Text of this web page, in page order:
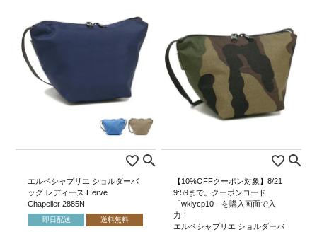
エルベシャプリエ ショルダーバ
ッグ レディース Herve
Chapelier 2885N
即日配送 送料無料
【10%OFFクーポン対象】8/21
9:59まで。クーポンコード
「wklycp10」を購入画面で入
力！
エルベシャプリエ ショルダーバ